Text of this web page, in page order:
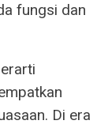
fungsi dan
Di era